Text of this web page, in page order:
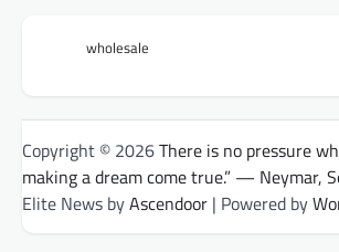
wholesale
Copyright © 2026There is no pressure
making a dream come true.” — Neymar,
Elite News byAscendoor | Powered by